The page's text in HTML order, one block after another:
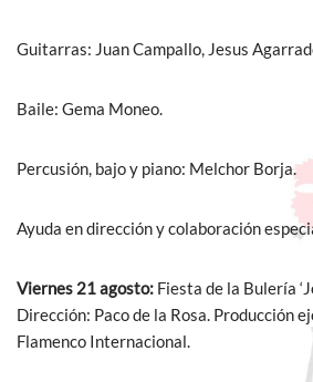
Guitarras: Juan Campallo, Jesus
Baile: Gema Moneo.
Percusión, bajo y piano: Melchor Borja.
Ayuda en dirección y colaboración
Viernes 21 agosto: Fiesta de la Bulería
Dirección: Paco de la Rosa. Producción
Flamenco Internacional.